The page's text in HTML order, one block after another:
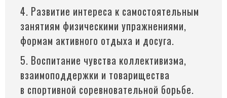
4. Развитие интереса к самостоятельным
занятиям физическими упражнениями,
формам активного отдыха и досуга.
5. Воспитание чувства коллективизма,
взаимоподдержки и товарищества
в спортивной соревновательной борьбе.